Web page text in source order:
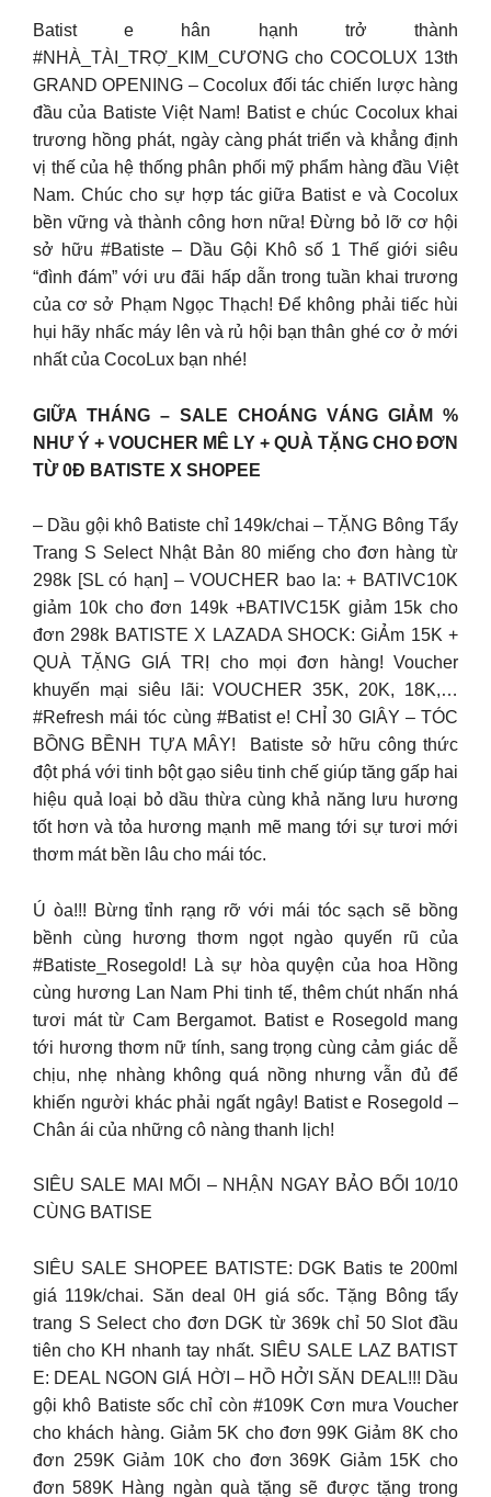
Batist e hân hạnh trở thành
#NHÀ_TÀI_TRỢ_KIM_CƯƠNG cho COCOLUX 13th
GRAND OPENING – Cocolux đối tác chiến lược hàng
đầu của Batiste Việt Nam! Batist e chúc Cocolux khai
trương hồng phát, ngày càng phát triển và khẳng định
vị thế của hệ thống phân phối mỹ phẩm hàng đầu Việt
Nam. Chúc cho sự hợp tác giữa Batist e và Cocolux
bền vững và thành công hơn nữa! Đừng bỏ lỡ cơ hội
sở hữu #Batiste – Dầu Gội Khô số 1 Thế giới siêu
“đình đám” với ưu đãi hấp dẫn trong tuần khai trương
của cơ sở Phạm Ngọc Thạch! Để không phải tiếc hùi
hụi hãy nhấc máy lên và rủ hội bạn thân ghé cơ ở mới
nhất của CocoLux bạn nhé!
GIỮA THÁNG – SALE CHOÁNG VÁNG GIẢM %
NHƯ Ý + VOUCHER MÊ LY + QUÀ TẶNG CHO ĐƠN
TỪ 0Đ BATISTE X SHOPEE
– Dầu gội khô Batiste chỉ 149k/chai – TẶNG Bông Tẩy
Trang S Select Nhật Bản 80 miếng cho đơn hàng từ
298k [SL có hạn] – VOUCHER bao la: + BATIVC10K
giảm 10k cho đơn 149k +BATIVC15K giảm 15k cho
đơn 298k BATISTE X LAZADA SHOCK: GiẢm 15K +
QUÀ TẶNG GIÁ TRỊ cho mọi đơn hàng! Voucher
khuyến mại siêu lãi: VOUCHER 35K, 20K, 18K,…
#Refresh mái tóc cùng #Batist e! CHỈ 30 GIÂY – TÓC
BỒNG BỀNH TỰA MÂY! ️ Batiste sở hữu công thức
đột phá với tinh bột gạo siêu tinh chế giúp tăng gấp hai
hiệu quả loại bỏ dầu thừa cùng khả năng lưu hương
tốt hơn và tỏa hương mạnh mẽ mang tới sự tươi mới
thơm mát bền lâu cho mái tóc.
Ú òa!!! Bừng tỉnh rạng rỡ với mái tóc sạch sẽ bồng
bềnh cùng hương thơm ngọt ngào quyến rũ của
#Batiste_Rosegold! Là sự hòa quyện của hoa Hồng
cùng hương Lan Nam Phi tinh tế, thêm chút nhấn nhá
tươi mát từ Cam Bergamot. Batist e Rosegold mang
tới hương thơm nữ tính, sang trọng cùng cảm giác dễ
chịu, nhẹ nhàng không quá nồng nhưng vẫn đủ để
khiến người khác phải ngất ngây! Batist e Rosegold –
Chân ái của những cô nàng thanh lịch!
SIÊU SALE MAI MỐI – NHẬN NGAY BẢO BỐI 10/10
CÙNG BATISE
SIÊU SALE SHOPEE BATISTE: DGK Batis te 200ml
giá 119k/chai. Săn deal 0H giá sốc. Tặng Bông tẩy
trang S Select cho đơn DGK từ 369k chỉ 50 Slot đầu
tiên cho KH nhanh tay nhất. SIÊU SALE LAZ BATIST
E: DEAL NGON GIÁ HỜI – HỒ HỞI SĂN DEAL!!! Dầu
gội khô Batiste sốc chỉ còn #109K Cơn mưa Voucher
cho khách hàng. Giảm 5K cho đơn 99K Giảm 8K cho
đơn 259K Giảm 10K cho đơn 369K Giảm 15K cho
đơn 589K Hàng ngàn quà tặng sẽ được tặng trong